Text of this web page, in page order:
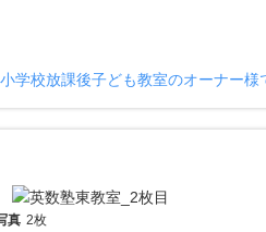
学校放課後子ども教室のオーナー様
真 2枚